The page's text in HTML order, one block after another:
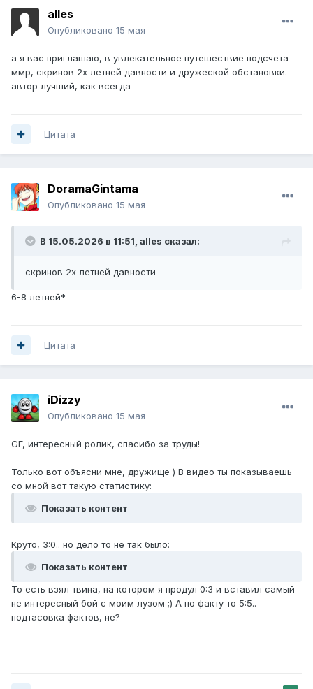
alles
Опубликовано 15 мая
а я вас приглашаю, в увлекательное путешествие подсчета
ммр, скринов 2х летней давности и дружеской обстановки.
автор лучший, как всегда
Цитата
DoramaGintama
Опубликовано 15 мая
В 15.05.2026 в 11:51, alles сказал:
скринов 2х летней давности
6-8 летней*
Цитата
iDizzy
Опубликовано 15 мая
GF, интересный ролик, спасибо за труды!
Только вот объясни мне, дружище ) В видео ты показываешь
со мной вот такую статистику:
Показать контент
Круто, 3:0.. но дело то не так было:
Показать контент
То есть взял твина, на котором я продул 0:3 и вставил самый
не интересный бой с моим лузом ;) А по факту то 5:5..
подтасовка фактов, не?